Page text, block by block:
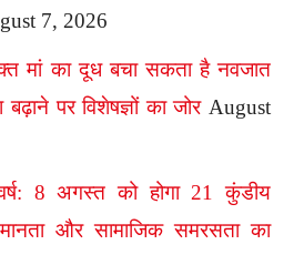
7, 2026
मां का दूध बचा सकता है नवजात
पर विशेषज्ञों का जोर August
8 अगस्त को होगा 21 कुंडीय
और सामाजिक समरसता का